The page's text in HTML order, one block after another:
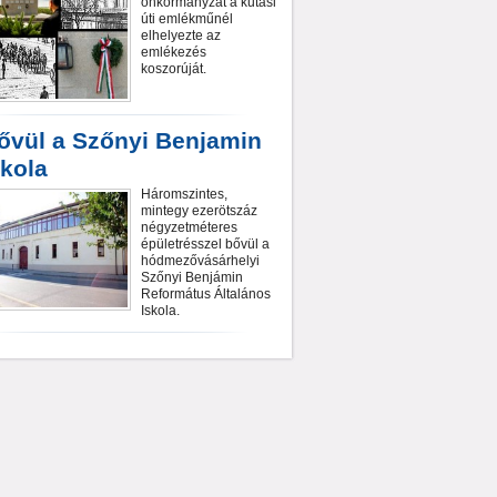
úti emlékműnél
elhelyezte az
emlékezés
koszorúját.
a Szőnyi Benjamin
Háromszintes,
mintegy ezerötszáz
négyzetméteres
épületrésszel bővül a
hódmezővásárhelyi
Szőnyi Benjámin
Református Általános
Iskola.